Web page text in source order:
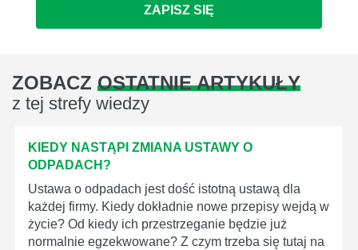
ZAPISZ SIĘ
ZOBACZ OSTATNIE ARTYKUŁY
z tej strefy wiedzy
KIEDY NASTĄPI ZMIANA USTAWY O
ODPADACH?
Ustawa o odpadach jest dość istotną ustawą dla
każdej firmy. Kiedy dokładnie nowe przepisy wejdą w
życie? Od kiedy ich przestrzeganie będzie już
normalnie egzekwowane? Z czym trzeba się tutaj na